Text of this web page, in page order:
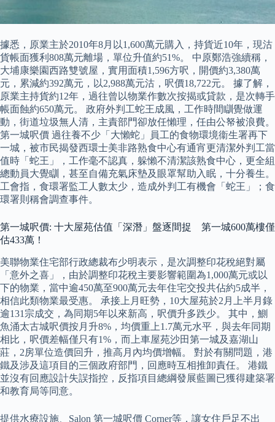
據悉，原業主於2010年8月以1,600萬元購入，持貨近10年，現沽
貨帳面獲利808萬元離場，單位升值約51%。 中原鄭浩強續稱，
大埔康樂園西路雙號屋，實用面積1,596方呎，開價約3,380萬
元，累減約392萬元，以2,988萬元沽，呎價18,722元。 據了解，
原業主持貨約12年，過往曾以物業作數次按揭或貸款，是次轉手
帳面蝕約650萬元。 政府外判工蛇王成風，工作時間瞓覺做運
動，街道垃圾無人清，主責部門卻放任懶理，任由公帑被浪費。
第一城呎價 過往養不少「大懶蛇」員工的食物環境衞生署再下
一城，被市民揭發西環士美非路熟食中心有通宵更清潔外判工當
值時「蛇王」，工作毫不認真，躲懶不清潔該熟食中心，更全組
總動員大覺瞓，甚至自備充氣床墊及眼罩幫助入眠，十分養生。
工會指，食環署監工人數太少，造成外判工有機會「蛇王」；食
環署則稱會調查事件。
第一城呎價: 十大屋苑估值「深潛」盤逐間捉 第一城600萬樓僅
估433萬！
美聯物業住宅部行政總裁布少明表示，是次調整印花稅絕對屬
「意外之喜」，由於調整印花稅主要影響範圍為1,000萬元或以
下的物業，當中逾450萬至900萬元去年住宅交投共佔約5成半，
相信此類物業最受惠。 承接上月旺勢，10大屋苑於2月上半月錄
逾131宗成交，為同期5年以來新高，呎價升多跌少。 其中，鰂
魚涌太古城呎價按月升8%，均價重上1.7萬元水平，與去年同期
相比，呎價差幅僅只有1%，而上車屋苑沙田第一城及嘉湖山
莊，2房單位造價回升，推高月內均價增幅。 對於有關問題，港
鐵及涉及這項目的三個政府部門，回應時互相推卸責任。 港鐵
並沒有回應設計失誤指控，反指項目總綱發展藍圖已獲得建築署
和教育局等同意。
提供水療設施、Salon 第一城呎價 Corner等，讓女住戶足不出